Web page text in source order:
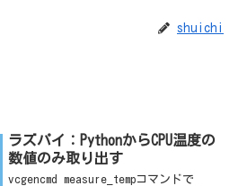
shuichi
ラズパイ：PythonからCPU温度の
数値のみ取り出す
vcgencmd measure_tempコマンドで